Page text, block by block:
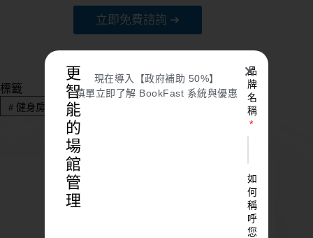
立即免費諮詢 ➔
標籤
#健身房倒閉
更
智
能
的
場
館
管
理
現在導入【政府補助 50%】
填單立即了解 BookFast 系統與優惠
品
牌
名
稱
如
何
稱
呼
您
✕